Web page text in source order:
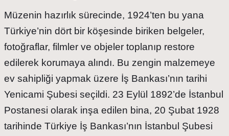
Müzenin hazırlık sürecinde, 1924’ten bu yana
Türkiye’nin dört bir köşesinde biriken belgeler,
fotoğraflar, filmler ve objeler toplanıp restore
edilerek korumaya alındı. Bu zengin malzemeye
ev sahipliği yapmak üzere İş Bankası’nın tarihi
Yenicami Şubesi seçildi. 23 Eylül 1892’de İstanbul
Postanesi olarak inşa edilen bina, 20 Şubat 1928
tarihinde Türkiye İş Bankası’nın İstanbul Şubesi